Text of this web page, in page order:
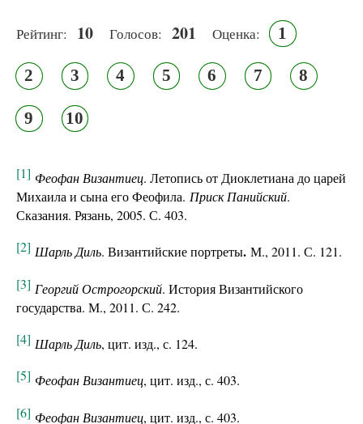
Рейтинг: 10 Голосов: 201 Оценка: 1
2 3 4 5 6 7 8
9 10
[1] Феофан Византиец. Летопись от Диоклетиана до царей
Михаила и сына его Феофила. Приск Панийский.
Сказания. Рязань, 2005. С. 403.
[2] Шарль Диль. Византийские портреты. М., 2011. С. 121.
[3] Георгий Острогорский. История Византийского
государства. М., 2011. С. 242.
[4] Шарль Диль, цит. изд., с. 124.
[5] Феофан Византиец, цит. изд., с. 403.
[6] Феофан Византиец, цит. изд., с. 403.